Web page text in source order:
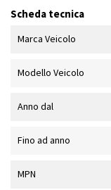
Scheda tecnica
Marca Veicolo
Modello Veicolo
Anno dal
Fino ad anno
MPN